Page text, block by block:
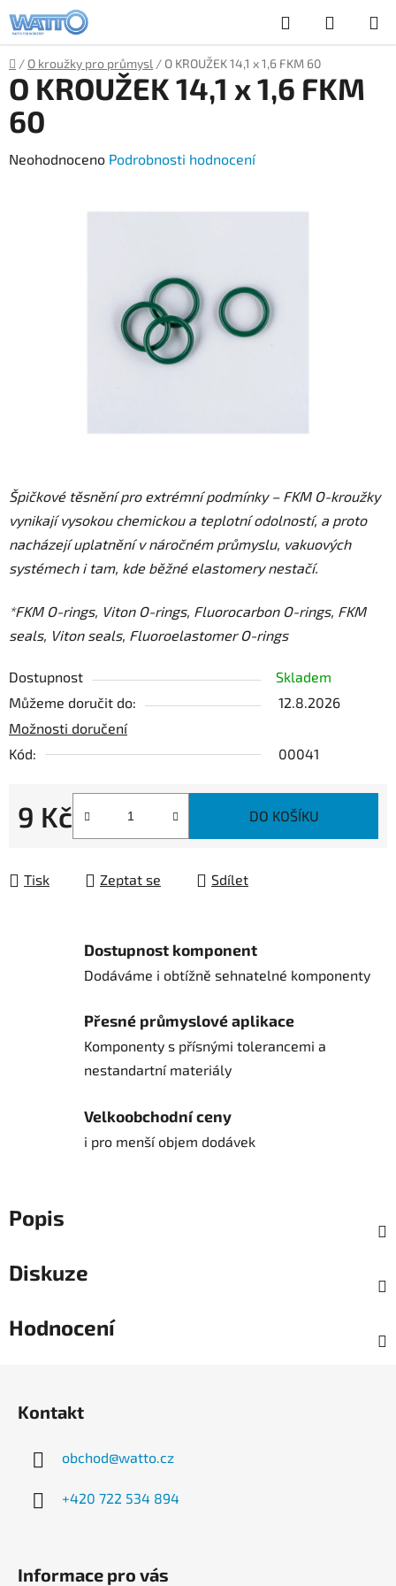
na
obsah
Hledat
KOŠÍK
Domů
/ O kroužky pro průmysl / O KROUŽEK 14,1 x 1,6 FKM 60
Špičkové těsnění pro extrémní podmínky – FKM O-kroužky
vynikají vysokou chemickou a teplotní odolností, a proto
nacházejí uplatnění v náročném průmyslu, vakuových
systémech i tam, kde běžné elastomery nestačí.
*FKM O-rings, Viton O-rings, Fluorocarbon O-rings, FKM
seals, Viton seals, Fluoroelastomer O-rings
Dostupnost
Skladem
Můžeme doručit do:
12.8.2026
Možnosti doručení
Kód:
00041
9 Kč
Měrná cena:
DO KOŠÍKU
Tisk Zeptat se Sdílet
O KROUŽEK 14,1 x 1,6 FKM
60
Průměrné
Neohodnoceno Podrobnosti hodnocení
Dostupnost komponent
Dodáváme i obtížně sehnatelné komponenty
Přesné průmyslové aplikace
Komponenty s přísnými tolerancemi a
nestandartní materiály
Velkoobchodní ceny
i pro menší objem dodávek
Popis
Diskuze
Hodnocení
Kontakt
obchod@watto.cz
+420 722 534 894
Informace pro vás